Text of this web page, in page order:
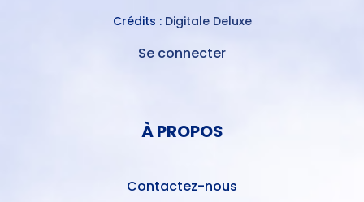
Crédits : Digitale Deluxe
Se connecter
À PROPOS
Contactez-nous